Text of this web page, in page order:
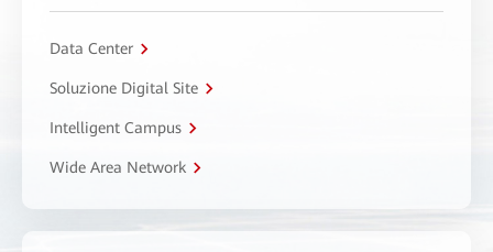
Data Center
Soluzione Digital Site
Intelligent Campus
Wide Area Network